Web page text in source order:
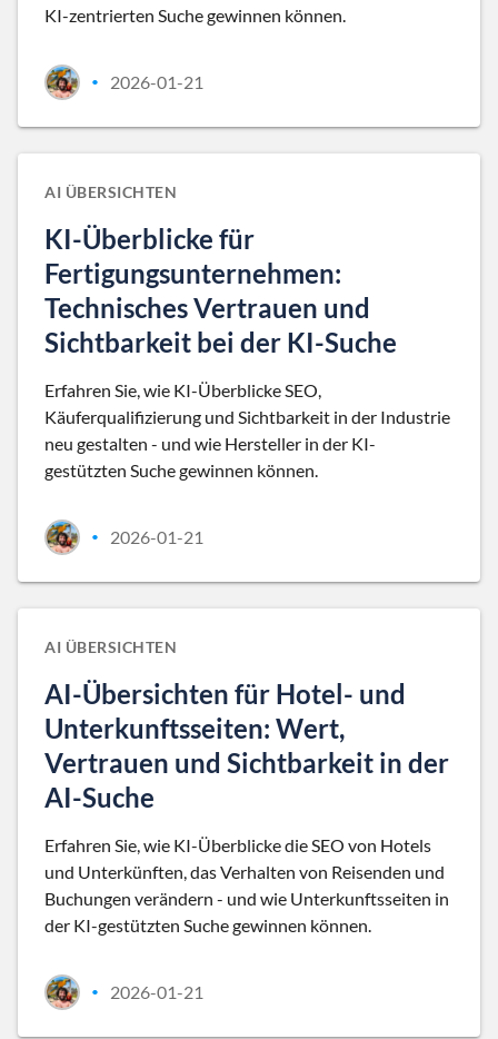
KI-zentrierten Suche gewinnen können.
• 2026-01-21
AI ÜBERSICHTEN
KI-Überblicke für
Fertigungsunternehmen:
Technisches Vertrauen und
Sichtbarkeit bei der KI-Suche
Erfahren Sie, wie KI-Überblicke SEO,
Käuferqualifizierung und Sichtbarkeit in der Industrie
neu gestalten - und wie Hersteller in der KI-
gestützten Suche gewinnen können.
• 2026-01-21
AI ÜBERSICHTEN
AI-Übersichten für Hotel- und
Unterkunftsseiten: Wert,
Vertrauen und Sichtbarkeit in der
AI-Suche
Erfahren Sie, wie KI-Überblicke die SEO von Hotels
und Unterkünften, das Verhalten von Reisenden und
Buchungen verändern - und wie Unterkunftsseiten in
der KI-gestützten Suche gewinnen können.
• 2026-01-21